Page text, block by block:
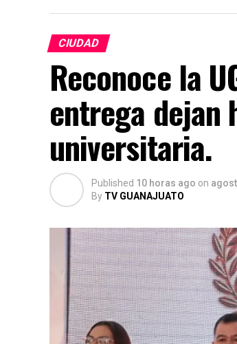
exfuncionarios vinculados a
CIUDAD
Reconoce la
entrega dejan
universitaria.
Published 10 horas ago on
By TV GUANAJUATO